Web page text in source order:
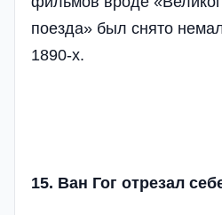
поезда» был снято
1890-х.
15. Ван Гог отрезал